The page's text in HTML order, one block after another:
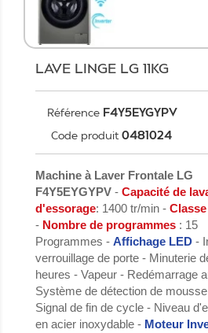
LAVE LINGE LG 11KG
Référence F4Y5EYGYPV
Code produit 0481024
Machine à Laver Frontale LG
F4Y5EYGYPV - Capacité de
d'essorage: 1400 tr/min -
- Nombre de programmes : 15
Programmes - Affichage LED -
verrouillage de porte - Minuterie
heures - Vapeur - Redémarrage
Système de détection de
Signal de fin de cycle - Niveau
en acier inoxydable - Moteur